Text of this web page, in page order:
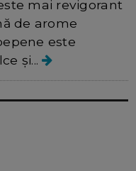
mai revigorant
de arome
este
și...